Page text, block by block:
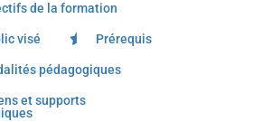
de la formation
visé Prérequis
pédagogiques
et supports